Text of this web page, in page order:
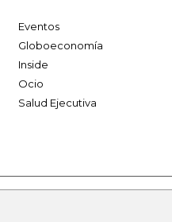
Eventos
Globoeconomía
Inside
Ocio
Salud Ejecutiva